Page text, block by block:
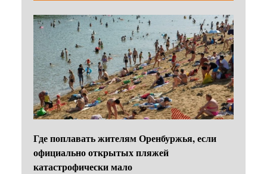
Где поплавать жителям Оренбуржья, если
официально открытых пляжей
катастрофически мало